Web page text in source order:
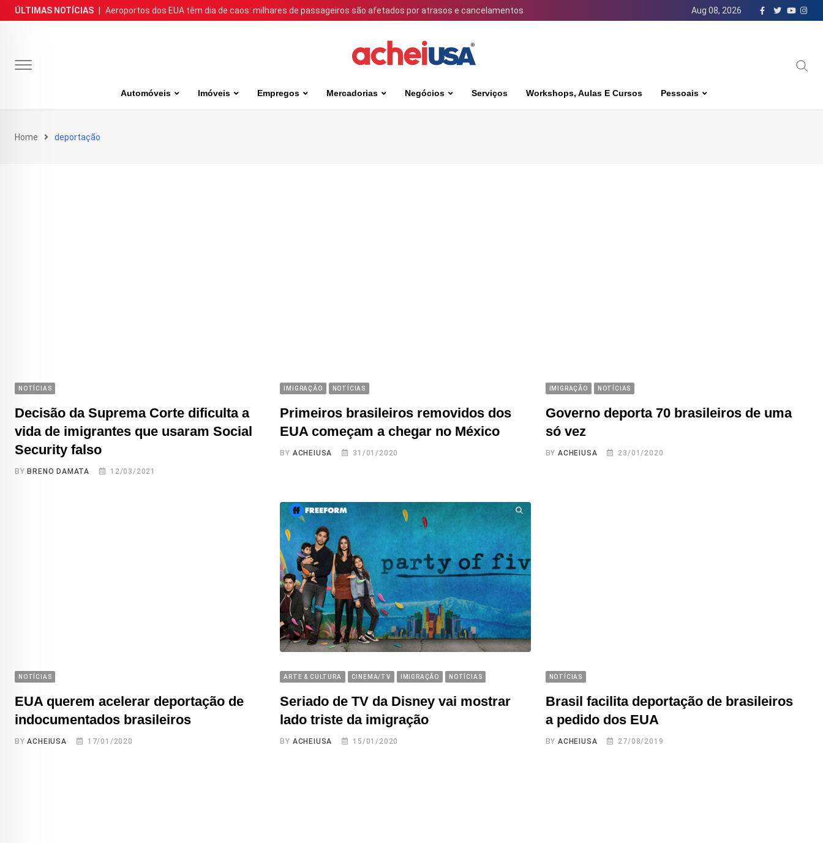
Skip
to
ÚLTIMAS NOTÍCIAS Aeroportos dos EUA têm dia de caos: milhares de passageiros são afetados por atrasos e cancelamentos Aug 08, 2026
Automóveis Imóveis Empregos Mercadorias Negócios Serviços Workshops, Aulas E Cursos Pessoais
Home deportação
NOTÍCIAS
Decisão da Suprema Corte dificulta a
vida de imigrantes que usaram Social
Security falso
BYBRENO DAMATA 12/03/2021
IMIGRAÇÃO NOTÍCIAS
Primeiros brasileiros removidos dos
EUA começam a chegar no México
BY ACHEIUSA 31/01/2020
IMIGRAÇÃO NOTÍCIAS
Governo deporta 70 brasileiros de uma
só vez
BYACHEIUSA 23/01/2020
NOTÍCIAS
EUA querem acelerar deportação de
indocumentados brasileiros
BYACHEIUSA 17/01/2020
ARTE & CULTURA CINEMA/TV IMIGRAÇÃO NOTÍCIAS
Seriado de TV da Disney vai mostrar
lado triste da imigração
BY ACHEIUSA 15/01/2020
NOTÍCIAS
Brasil facilita deportação de brasileiros
a pedido dos EUA
BYACHEIUSA 27/08/2019